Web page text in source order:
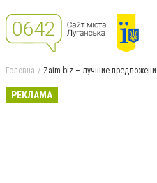
Головна Zaim.biz – лучшие
РЕКЛАМА